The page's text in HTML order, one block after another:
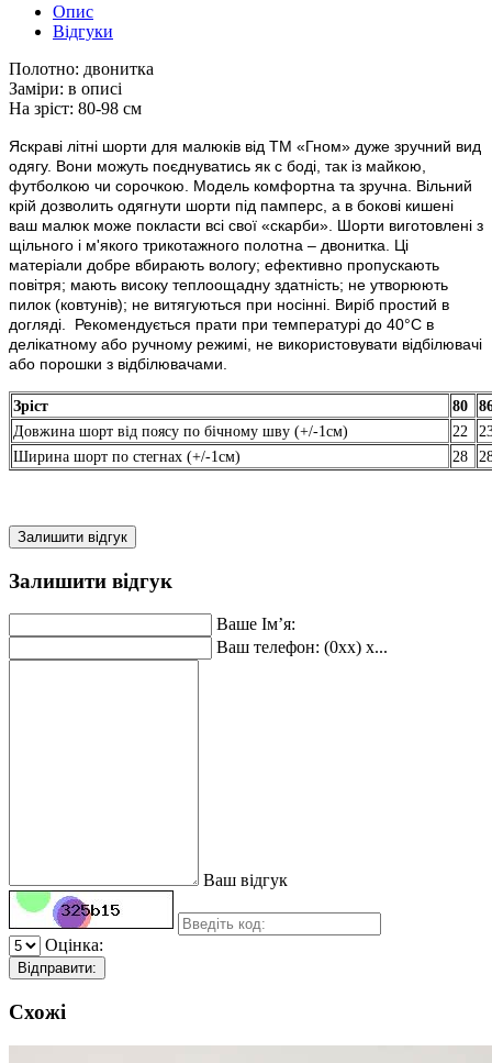
Опис
Відгуки
Полотно: двонитка
Заміри: в описі
На зріст: 80-98 см
Яскраві літні шорти для малюків від ТМ «Гном» дуже зручний вид
одягу. Вони можуть поєднуватись як с боді, так із майкою,
футболкою чи сорочкою. Модель комфортна та зручна. Вільний
крій дозволить одягнути шорти під памперс, а в бокові кишені
ваш малюк може покласти всі свої «скарби». Шорти виготовлені з
щільного і м'якого трикотажного полотна – двонитка. Ці
матеріали добре вбирають вологу; ефективно пропускають
повітря; мають високу теплоощадну здатність; не утворюють
пилок (ковтунів); не витягуються при носінні. Виріб простий в
догляді. Рекомендується прати при температурі до 40°C в
делікатному або ручному режимі, не використовувати відбілювачі
або порошки з відбілювачами.
Зріст 80
Довжина шорт від поясу по бічному шву (+/-1см)
22
Ширина шорт по стегнах (+/-1см)
28
Залишити відгук
Залишити відгук
Ваше Ім’я:
Ваш телефон: (0xx) x...
Ваш відгук
Оцінка:
Відправити:
Схожі